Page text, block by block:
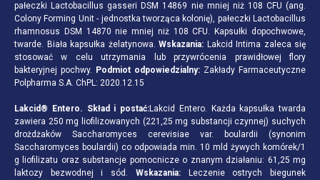
pałeczki Lactobacillus gasseri DSM 14869 nie mniej niż 108 CFU (ang.
Colony Forming Unit - jednostka tworząca kolonię), pałeczki Lactobacillus
rhamnosus DSM 14870 nie mniej niż 108 CFU. Kapsułki dopochwowe,
twarde. Biała kapsułka żelatynowa. Wskazania: Lakcid Intima zaleca się
stosować w celu utrzymania lub przywrócenia prawidłowej flory
bakteryjnej pochwy. Podmiot odpowiedzialny: Zakłady Farmaceutyczne
Polpharma S.A. ChPL: 2020.12.15
Lakcid® Entero. Skład i postać:Lakcid Entero. Każda kapsułka twarda
zawiera 250 mg liofilizowanych (221,25 mg substancji czynnej) suchych
drożdżaków Saccharomyces cerevisiae var. boulardii (synonim
Saccharomyces boulardii) co odpowiada min. 10 mld żywych komórek/1
g liofilizatu oraz substancje pomocnicze o znanym działaniu: 61,25 mg
laktozy bezwodnej i sód. Wskazania:Leczenie ostrych biegunek